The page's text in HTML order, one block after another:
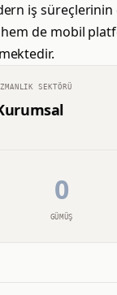
iş
hem de mobil
SEKTÖRÜ
0
GÜMÜŞ